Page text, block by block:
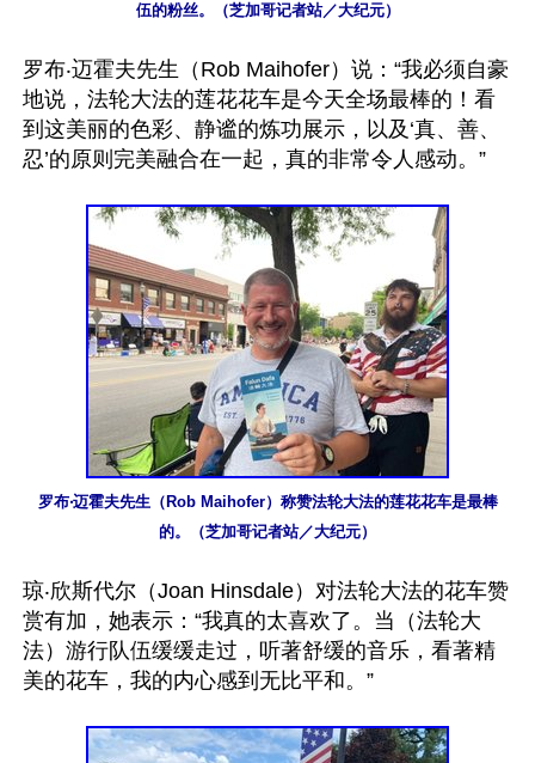
伍的粉丝。（芝加哥记者站／大纪元）
罗布‧迈霍夫先生（Rob Maihofer）说：“我必须自豪
地说，法轮大法的莲花花车是今天全场最棒的！看
到这美丽的色彩、静谧的炼功展示，以及‘真、善、
忍’的原则完美融合在一起，真的非常令人感动。”
罗布‧迈霍夫先生（Rob Maihofer）称赞法轮大法的莲花花车是最棒
的。（芝加哥记者站／大纪元）
琼‧欣斯代尔（Joan Hinsdale）对法轮大法的花车赞
赏有加，她表示：“我真的太喜欢了。当（法轮大
法）游行队伍缓缓走过，听著舒缓的音乐，看著精
美的花车，我的内心感到无比平和。”